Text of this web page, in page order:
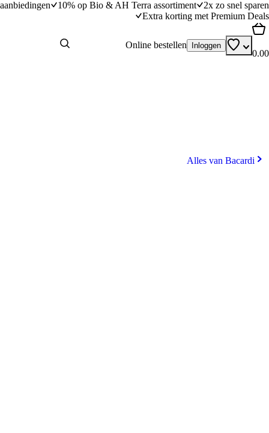
10% op Bio & AH Terra assortiment
2x zo snel sparen
Extra korting met Premium Deals
Online bestellen Inloggen
0.00
Alles van Bacardi